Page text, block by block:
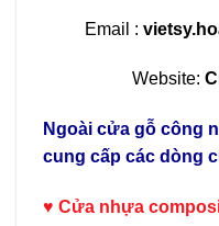
Email :
Website:
Ngoài cửa gỗ công
cung cấp các dòng
♥ Cửa nhựa